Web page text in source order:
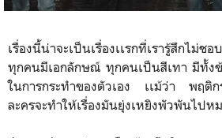
เรื่องนี้น่าจะเป็นเรื่องเเรกที่เรารู้สึกไม่ช
ทุกคนมีเอกลักษณ์ ทุกคนเป็นสีเทา มีทั้งข้
ในการกระทำของตัวเอง เเม้ว่า พฤติก
ละครจะทำให้เรื่องมันยุ่งเหยิงพัวพันไปห